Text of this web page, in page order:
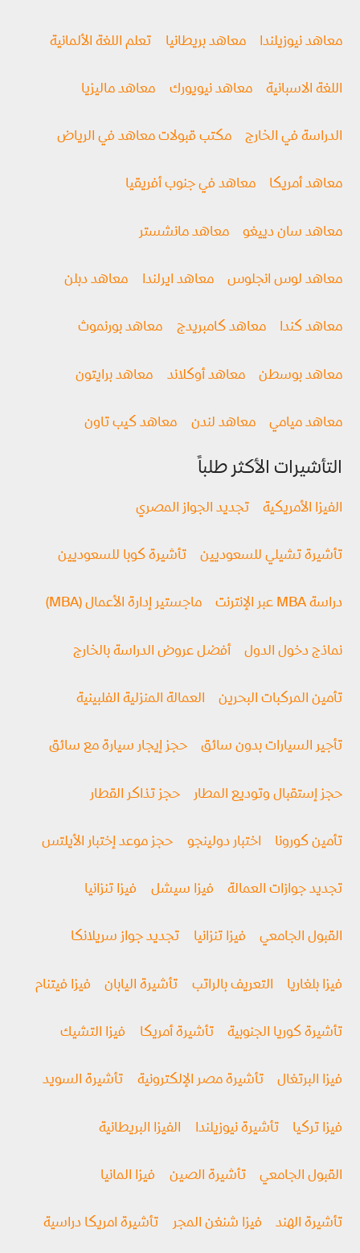
معاهد نيوزيلندا معاهد بريطانيا تعلم اللغة الألمانية
اللغة الاسبانية معاهد نيويورك معاهد ماليزيا
الدراسة في الخارج مكتب قبولات معاهد في الرياض
معاهد أمريكا معاهد في جنوب أفريقيا
معاهد سان دييغو معاهد مانشستر
معاهد لوس انجلوس معاهد ايرلندا معاهد دبلن
معاهد كندا معاهد كامبريدج معاهد بورنموث
معاهد بوسطن معاهد أوكلاند معاهد برايتون
معاهد ميامي معاهد لندن معاهد كيب تاون
التأشيرات الأكثر طلباً
الفيزا الأمريكية تجديد الجواز المصري
تأشيرة تشيلي للسعوديين تأشيرة كوبا للسعوديين
دراسة MBA عبر الإنترنت ماجستير إدارة الأعمال (MBA)
نماذج دخول الدول أفضل عروض الدراسة بالخارج
تأمين المركبات البحرين العمالة المنزلية الفلبينية
تأجير السيارات بدون سائق حجز إيجار سيارة مع سائق
حجز إستقبال وتوديع المطار حجز تذاكر القطار
تأمين كورونا اختبار دولينجو حجز موعد إختبار الأيلتس
تجديد جوازات العمالة فيزا سيشل فيزا تنزانيا
القبول الجامعي فيزا تنزانيا تجديد جواز سريلانكا
فيزا بلغاريا التعريف بالراتب تأشيرة اليابان فيزا فيتنام
تأشيرة كوريا الجنوبية تأشيرة أمريكا فيزا التشيك
فيزا البرتغال تأشيرة مصر الإلكترونية تأشيرة السويد
فيزا تركيا تأشيرة نيوزيلندا الفيزا البريطانية
القبول الجامعي تأشيرة الصين فيزا المانيا
تأشيرة الهند فيزا شنغن المجر تأشيرة امريكا دراسية